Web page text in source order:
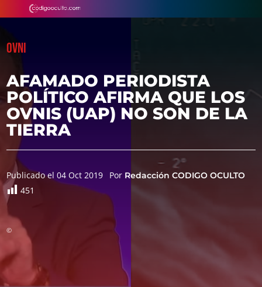
OVNI
AFAMADO PERIODISTA
POLÍTICO AFIRMA QUE LOS
OVNIS (UAP) NO SON DE LA
TIERRA
Publicado el 04 Oct 2019 Por Redacción CODIGO OCULTO
451
©